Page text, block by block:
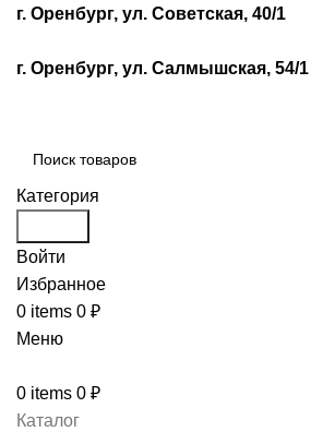
г. Оренбург, ул. Советская, 40/1
г. Оренбург, ул. Салмышская, 54/1
Категория
Войти
Избранное
0 items 0 ₽
Меню
0 items 0 ₽
Каталог